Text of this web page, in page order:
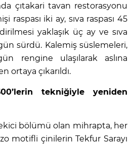
çıtakari tavan restorasyonu
raspası iki ay, sıva raspası 45
yaklaşık üç ay ve sıva
sürdü. Kalemiş süslemeleri,
rengine ulaşılarak aslına
ortaya çıkarıldı.
tekniğiyle yeniden
bölümü olan mihrapta, her
motifli çinilerin Tekfur Sarayı